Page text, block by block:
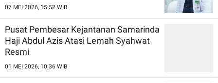
07 MEI 2026, 15:52 WIB
Pusat Pembesar Kejantanan Samarinda
Haji Abdul Azis Atasi Lemah Syahwat
Resmi
01 MEI 2026, 10:36 WIB